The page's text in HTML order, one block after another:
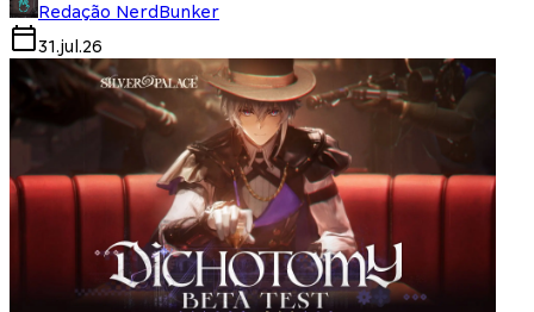
Redação NerdBunker
31.jul.26